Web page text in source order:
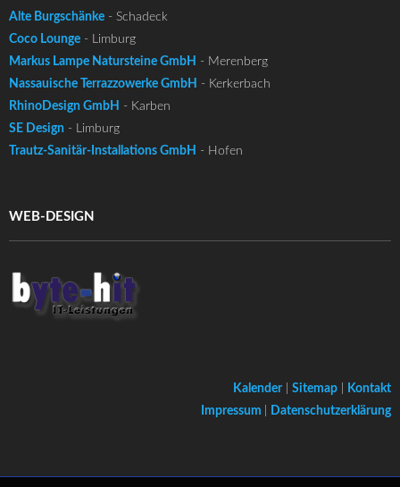
Alte Burgschänke - Schadeck
Coco Lounge - Limburg
Markus Lampe Natursteine GmbH - Merenberg
Nassauische Terrazzowerke GmbH - Kerkerbach
RhinoDesign GmbH - Karben
SE Design - Limburg
Trautz-Sanitär-Installations GmbH - Hofen
WEB-DESIGN
Kalender| Sitemap
Kontakt
Impressum
Datenschutzerklärung